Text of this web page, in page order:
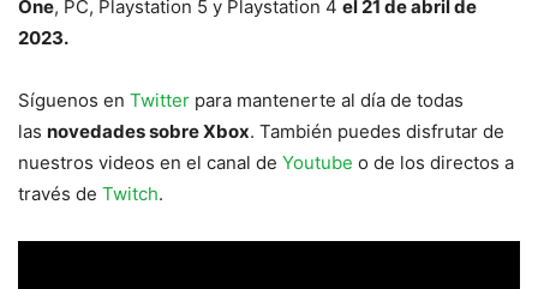
One, PC, Playstation 5 y Playstation 4 el 21 de abril de
2023.
Síguenos en Twitter para mantenerte al día de todas
las novedades sobre Xbox. También puedes disfrutar de
nuestros videos en el canal de Youtube o de los directos a
través de Twitch.